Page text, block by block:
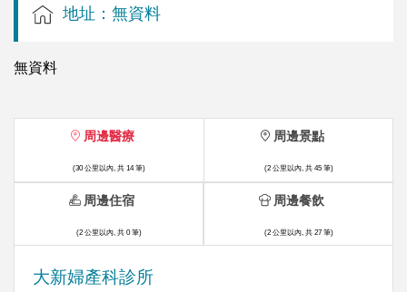
地址：無資料
無資料
周邊醫療
(30 公里以內, 共 14 筆)
大新婦產科診所
周邊景點
(2 公里以內, 共 45 筆)
周邊住宿
(2 公里以內, 共 0 筆)
周邊餐飲
(2 公里以內, 共 27 筆)